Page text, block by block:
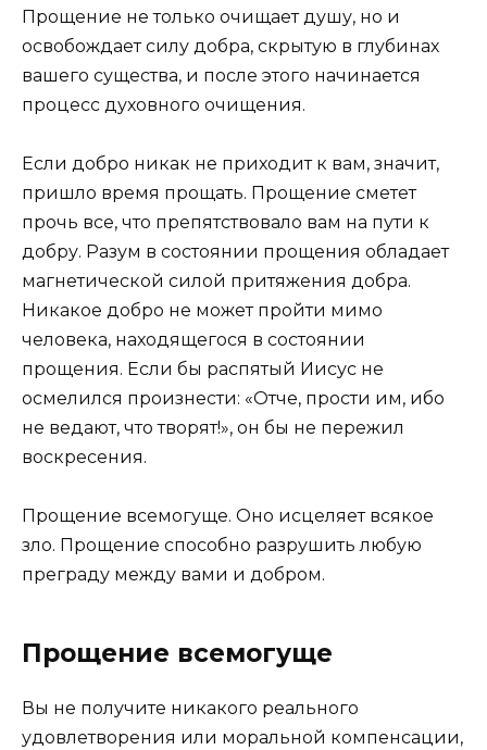
Прощение не только очищает душу, но и
освобождает силу добра, скрытую в глубинах
вашего существа, и после этого начинается
процесс духовного очищения.
Если добро никак не приходит к вам, значит,
пришло время прощать. Прощение сметет
прочь все, что препятствовало вам на пути к
добру. Разум в состоянии прощения обладает
магнетической силой притяжения добра.
Никакое добро не может пройти мимо
человека, находящегося в состоянии
прощения. Если бы распятый Иисус не
осмелился произнести: «Отче, прости им, ибо
не ведают, что творят!», он бы не пережил
воскресения.
Прощение всемогуще. Оно исцеляет всякое
зло. Прощение способно разрушить любую
преграду между вами и добром.
Прощение всемогуще
Вы не получите никакого реального
удовлетворения или моральной компенсации,